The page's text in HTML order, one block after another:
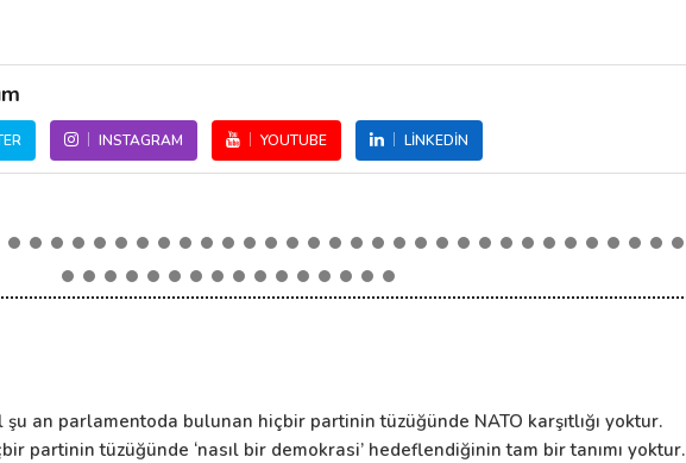
INSTAGRAM YOUTUBE LINKEDIN
an parlamentoda bulunan hiçbir partinin tüzüğünde NATO karşıtlığı yoktur.
partinin tüzüğünde ‘nasıl bir demokrasi’ hedeflendiğinin tam bir tanımı yoktur.